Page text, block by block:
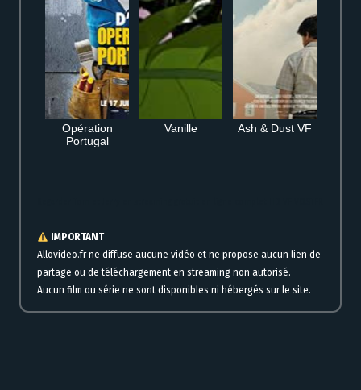
Opération
Portugal
Vanille Ash & Dust VF
IMPORTANT
Allovideo.fr ne diffuse aucune vidéo et ne propose aucun lien de
partage ou de téléchargement en streaming non autorisé.
Aucun film ou série ne sont disponibles ni hébergés sur le site.